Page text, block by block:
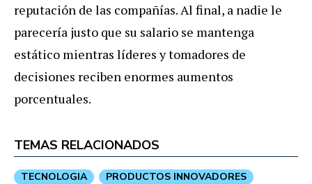
reputación de las compañías. Al final, a nadie le
parecería justo que su salario se mantenga
estático mientras líderes y tomadores de
decisiones reciben enormes aumentos
porcentuales.
TEMAS RELACIONADOS
TECNOLOGIA
PRODUCTOS INNOVADORES